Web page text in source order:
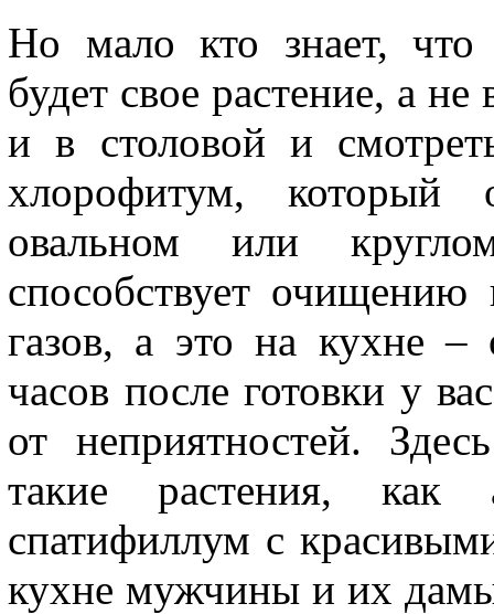
Но мало кто знает,
будет свое растение, а
и в столовой и
хлорофитум, который
овальном или
способствует очищению
газов, а это на кухне –
часов после готовки у
от неприятностей.
такие растения,
спатифиллум с
кухне мужчины и их